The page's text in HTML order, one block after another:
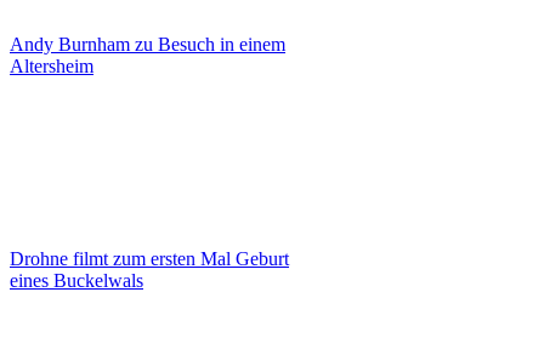
Andy Burnham zu Besuch in einem
Altersheim
Drohne filmt zum ersten Mal Geburt
eines Buckelwals